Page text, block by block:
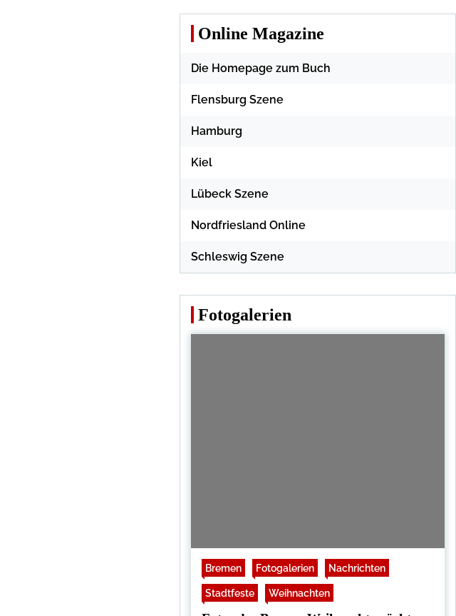
Online Magazine
Die Homepage zum Buch
Flensburg Szene
Hamburg
Kiel
Lübeck Szene
Nordfriesland Online
Schleswig Szene
Fotogalerien
Bremen Fotogalerien Nachrichten
Stadtfeste Weihnachten